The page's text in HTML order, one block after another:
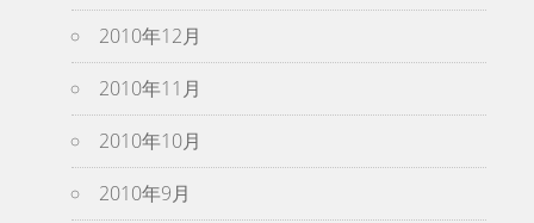
2010年12月
2010年11月
2010年10月
2010年9月